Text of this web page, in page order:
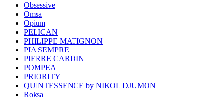
Obsessive
Omsa
Opium
PELICAN
PHILIPPE MATIGNON
PIA SEMPRE
PIERRE CARDIN
POMPEA
PRIORITY
QUINTESSENCE by NIKOL DJUMON
Roksa